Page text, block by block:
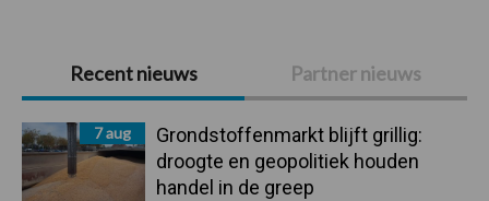
Primaire
Sidebar
Recent nieuws Partner nieuws
7 aug
Grondstoffenmarkt blijft grillig:
droogte en geopolitiek houden
handel in de greep